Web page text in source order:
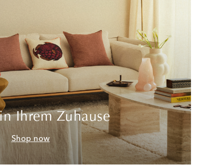
Ihrem Zuhause
Shop now